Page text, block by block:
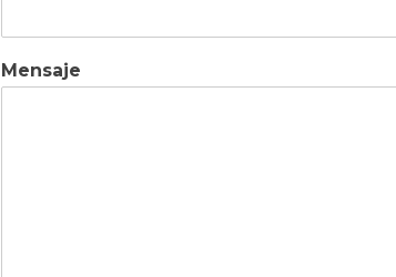
Mensaje